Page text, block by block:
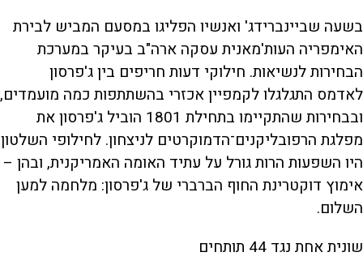
בשעה שביינברידג' ואנשיו הפליגו במסעם המביש לבירת
האימפריה העות'מאנית עסקה ארה"ב בעיקר במערכת
הבחירות לנשיאות. חילוקי דעות חריפים בין ג'פרסון
לאדמס התגלגלו לקמפיין אכזרי בהשתתפות כמה מועמדים,
ובבחירות שהתקיימו בתחילת 1801 הוביל ג'פרסון את
מפלגת הרפובליקנים־הדמוקרטים לניצחון. לחילופי השלטון
היו השפעות הרות גורל על עתיד האומה האמריקנית, ובהן –
אימוץ דוקטרינת החוף הברברי של ג'פרסון: מלחמה למען
השלום.
שונית אחת נגד 44 תותחים